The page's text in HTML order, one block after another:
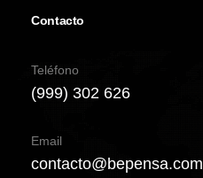
Contacto
Teléfono
(999) 302 626
Email
contacto@bepensa.com